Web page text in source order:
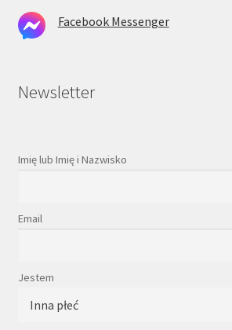
Facebook Messenger
Newsletter
Imię lub Imię i Nazwisko
Email
Jestem